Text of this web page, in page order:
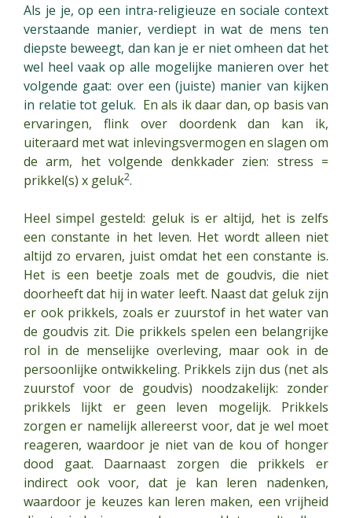
Als je je, op een intra-religieuze en sociale context
verstaande manier, verdiept in wat de mens ten
diepste beweegt, dan kan je er niet omheen dat het
wel heel vaak op alle mogelijke manieren over het
volgende gaat: over een (juiste) manier van kijken
in relatie tot geluk. En als ik daar dan, op basis van
ervaringen, flink over doordenk dan kan ik,
uiteraard met wat inlevingsvermogen en slagen om
de arm, het volgende denkkader zien: stress =
prikkel(s) x geluk2.
Heel simpel gesteld: geluk is er altijd, het is zelfs
een constante in het leven. Het wordt alleen niet
altijd zo ervaren, juist omdat het een constante is.
Het is een beetje zoals met de goudvis, die niet
doorheeft dat hij in water leeft. Naast dat geluk zijn
er ook prikkels, zoals er zuurstof in het water van
de goudvis zit. Die prikkels spelen een belangrijke
rol in de menselijke overleving, maar ook in de
persoonlijke ontwikkeling. Prikkels zijn dus (net als
zuurstof voor de goudvis) noodzakelijk: zonder
prikkels lijkt er geen leven mogelijk. Prikkels
zorgen er namelijk allereerst voor, dat je wel moet
reageren, waardoor je niet van de kou of honger
dood gaat. Daarnaast zorgen die prikkels er
indirect ook voor, dat je kan leren nadenken,
waardoor je keuzes kan leren maken, een vrijheid